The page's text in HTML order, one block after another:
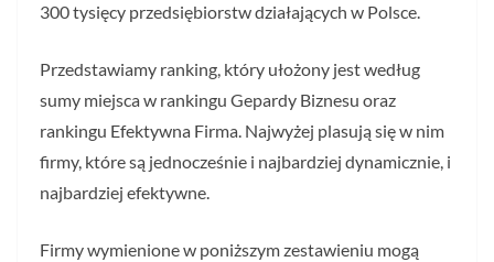
300 tysięcy przedsiębiorstw działających w Polsce.
Przedstawiamy ranking, który ułożony jest według
sumy miejsca w rankingu Gepardy Biznesu oraz
rankingu Efektywna Firma. Najwyżej plasują się w nim
firmy, które są jednocześnie i najbardziej dynamicznie, i
najbardziej efektywne.
Firmy wymienione w poniższym zestawieniu mogą